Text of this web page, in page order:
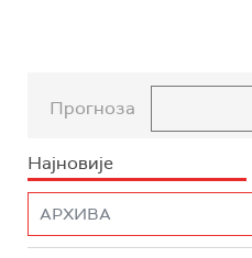
Прогноза
Најновије